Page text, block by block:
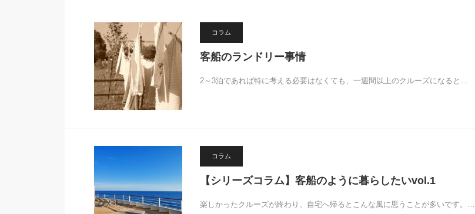
コラム
客船のランドリー事情
2～3泊であれば特に考える必要はなくても、一週間以上のクルーズになると…
コラム
【シリーズコラム】客船のように暮らしたいvol.1
楽しかったクルーズが終わり、自宅へ帰るとこんな風に思うことが多いです。…